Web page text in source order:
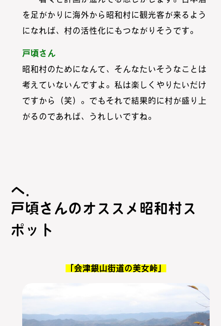
を足がかりに海外から昭和村に観光客が来るよう
になれば、村の活性化にもつながりそうです。
戸頃さん
昭和村のためになんて、そんなたいそうなことは
考えていないんですよ。私は楽しくやりたいだけ
ですから（笑）。でもそれで結果的に村が盛り上
がるのであれば、うれしいですね。
戸頃さんのオススメ昭和村ス
ポット
「会津銀山街道の美女峠」